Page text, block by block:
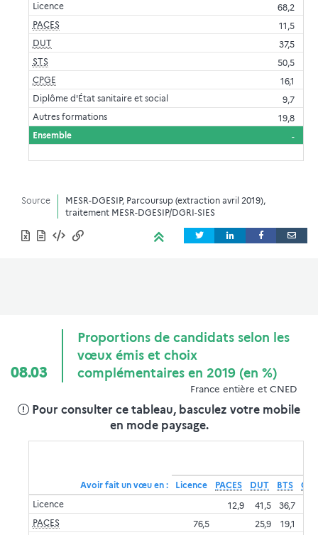
Licence
68,2
PACES
11,5
DUT
37,5
STS
50,5
CPGE
16,1
Diplôme d'État sanitaire et social
9,7
Autres formations
19,8
Ensemble
-
Source
MESR-DGESIP, Parcoursup (extraction avril 2019),
traitement MESR-DGESIP/DGRI-SIES
08.03
Proportions de candidats selon les
vœux émis et choix
complémentaires en 2019 (en %)
France entière et CNED
Pour consulter ce tableau, basculez votre mobile
en mode paysage.
Avoir fait un vœu en : Licence PACES DUT BTS
Licence
12,9 41,5 36,7
PACES
76,5 25,9 19,1